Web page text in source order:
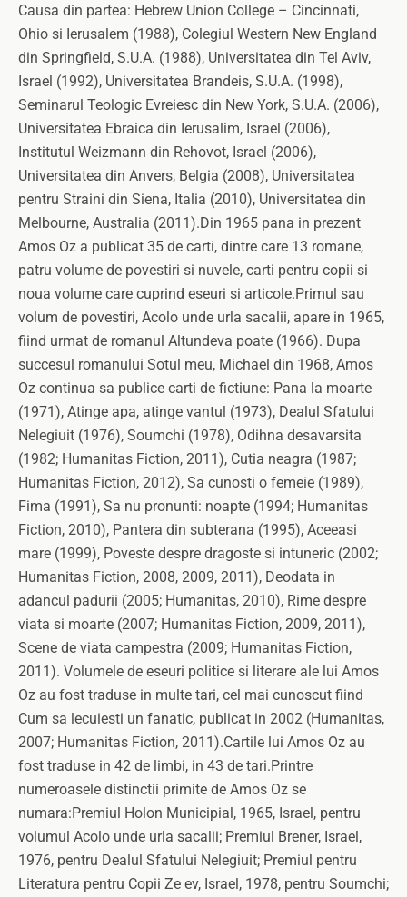
Causa din partea: Hebrew Union College – Cincinnati,
Ohio si Ierusalem (1988), Colegiul Western New England
din Springfield, S.U.A. (1988), Universitatea din Tel Aviv,
Israel (1992), Universitatea Brandeis, S.U.A. (1998),
Seminarul Teologic Evreiesc din New York, S.U.A. (2006),
Universitatea Ebraica din Ierusalim, Israel (2006),
Institutul Weizmann din Rehovot, Israel (2006),
Universitatea din Anvers, Belgia (2008), Universitatea
pentru Straini din Siena, Italia (2010), Universitatea din
Melbourne, Australia (2011).Din 1965 pana in prezent
Amos Oz a publicat 35 de carti, dintre care 13 romane,
patru volume de povestiri si nuvele, carti pentru copii si
noua volume care cuprind eseuri si articole.Primul sau
volum de povestiri, Acolo unde urla sacalii, apare in 1965,
fiind urmat de romanul Altundeva poate (1966). Dupa
succesul romanului Sotul meu, Michael din 1968, Amos
Oz continua sa publice carti de fictiune: Pana la moarte
(1971), Atinge apa, atinge vantul (1973), Dealul Sfatului
Nelegiuit (1976), Soumchi (1978), Odihna desavarsita
(1982; Humanitas Fiction, 2011), Cutia neagra (1987;
Humanitas Fiction, 2012), Sa cunosti o femeie (1989),
Fima (1991), Sa nu pronunti: noapte (1994; Humanitas
Fiction, 2010), Pantera din subterana (1995), Aceeasi
mare (1999), Poveste despre dragoste si intuneric (2002;
Humanitas Fiction, 2008, 2009, 2011), Deodata in
adancul padurii (2005; Humanitas, 2010), Rime despre
viata si moarte (2007; Humanitas Fiction, 2009, 2011),
Scene de viata campestra (2009; Humanitas Fiction,
2011). Volumele de eseuri politice si literare ale lui Amos
Oz au fost traduse in multe tari, cel mai cunoscut fiind
Cum sa lecuiesti un fanatic, publicat in 2002 (Humanitas,
2007; Humanitas Fiction, 2011).Cartile lui Amos Oz au
fost traduse in 42 de limbi, in 43 de tari.Printre
numeroasele distinctii primite de Amos Oz se
numara:Premiul Holon Municipial, 1965, Israel, pentru
volumul Acolo unde urla sacalii; Premiul Brener, Israel,
1976, pentru Dealul Sfatului Nelegiuit; Premiul pentru
Literatura pentru Copii Ze ev, Israel, 1978, pentru Soumchi;